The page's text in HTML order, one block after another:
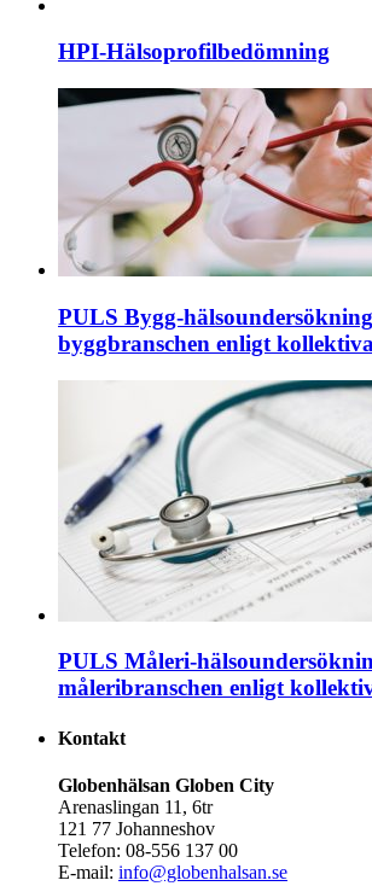
HPI-Hälsoprofilbedömning
PULS Bygg-
byggbranschen enligt
PULS Måleri-
måleribranschen enligt
Kontakt
Globenhälsan Globen City
Arenaslingan 11, 6tr
121 77 Johanneshov
Telefon: 08-556 137 00
E-mail: info@globenhalsan.se